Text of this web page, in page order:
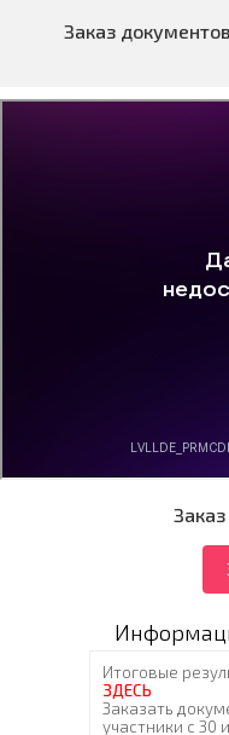
Заказ